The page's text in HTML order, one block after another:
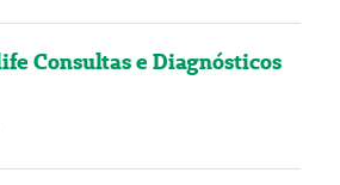
Consultas e Diagnósticos